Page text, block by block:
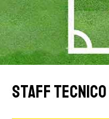
STAFF TECNICO